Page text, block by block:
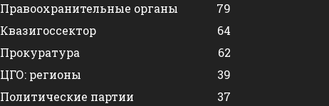
Правоохранительные органы
79
Квазигоссектор
64
Прокуратура
62
ЦГО: регионы
39
Политические партии
37